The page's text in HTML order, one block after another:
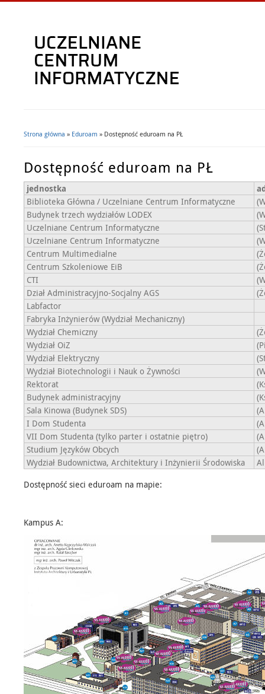
Jesteś tutaj
Strona główna » Eduroam » Dostępność eduroam na PŁ
Dostępność eduroam na PŁ
jednostka
Biblioteka Główna / Uczelniane Centrum Informatyczne
Budynek trzech wydziałów LODEX
Uczelniane Centrum Informatyczne
Uczelniane Centrum Informatyczne
Centrum Multimedialne
Centrum Szkoleniowe EiB
CTI
Dział Administracyjno-Socjalny AGS
Labfactor
Fabryka Inżynierów (Wydział Mechaniczny)
Wydział Chemiczny
Wydział OiZ
Wydział Elektryczny
Wydział Biotechnologii i Nauk o Żywności
Rektorat
Budynek administracyjny
Sala Kinowa (Budynek SDS)
I Dom Studenta
VII Dom Studenta (tylko parter i ostatnie piętro)
Studium Języków Obcych
Wydział Budownictwa, Architektury i Inżynierii Środowiska
Dostępność sieci eduroam na mapie:
Kampus A: